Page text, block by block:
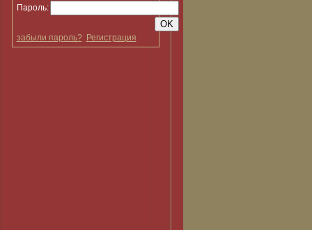
Пароль:
забыли пароль? Регистрация